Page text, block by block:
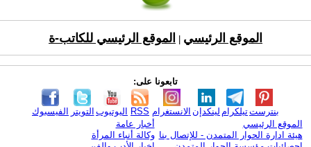
الموقع الرئيسي الموقع الرئيسي للكاتب-ة
تابعونا على:
الفيسبوك التويتر اليوتيوب RSS الانستغرام لينكدإن تيلكرامبنترست
الموقع الرئيسي
هيئة ادارة الحوار المتمدن - للإتصال بنا
أخبار عامة
وكالة أنباء المرأة